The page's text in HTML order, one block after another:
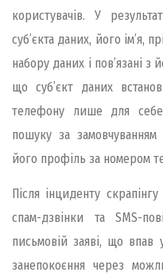
користувачiв. У
суб’єкта даних, його iм’я,
набору даних i пов’язанi
що суб’єкт даних
телефону лише для
пошуку за
його профiль за номером
Пiсля iнциденту скрапiнгу
спам-дзвiнки та SMS-
письмовiй заявi, що впав
занепокоєння через